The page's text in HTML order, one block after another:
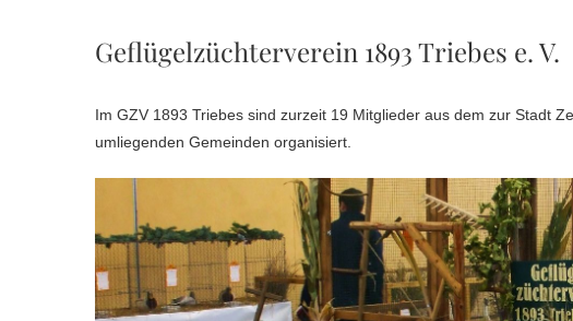
Geflügelzüchterverein 1893 Triebes e. V.
Im GZV 1893 Triebes sind zurzeit 19 Mitglieder aus dem zur Stadt
umliegenden Gemeinden organisiert.